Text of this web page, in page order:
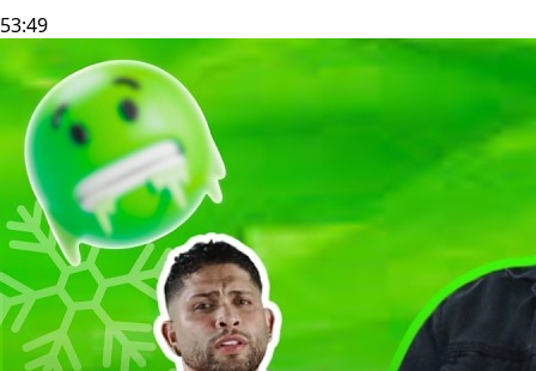
53:49